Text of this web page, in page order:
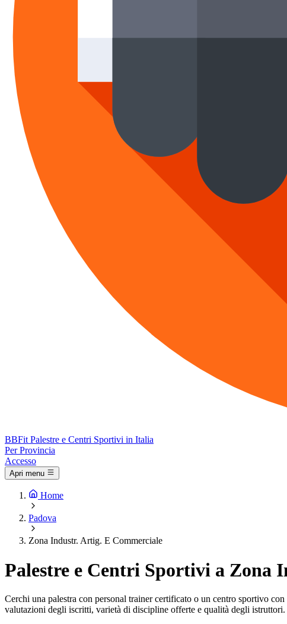
BBFit Palestre e Centri Sportivi in Italia
Per Provincia
Accesso
Apri menu
Home
Padova
Zona Industr. Artig. E Commerciale
Palestre e Centri Sportivi a Zona
Cerchi una palestra con personal trainer certificato o un centro sportivo
valutazioni degli iscritti, varietà di discipline offerte e qualità degli istruttori.